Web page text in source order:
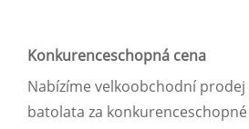
Konkurenceschopná cena
Nabízíme velkoobchodní
batolata za